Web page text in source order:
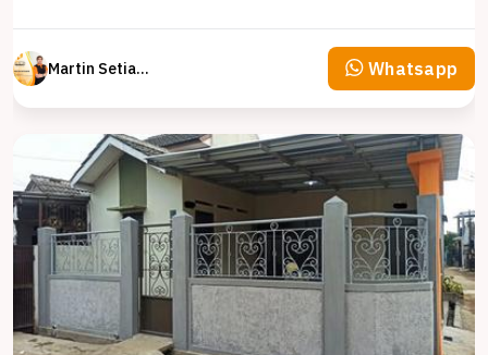
Martin Setiawan Tjandra Whatsapp